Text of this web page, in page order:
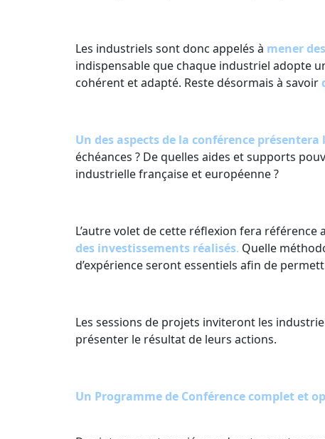
Les industriels sont donc appelés à mener
indispensable que chaque industriel adopte
cohérent et adapté. Reste désormais à savoir
Un des aspects de la conférence
échéances ? De quelles aides et supports
industrielle française et européenne ?
L’autre volet de cette réflexion fera référence
des investissements réalisés. Quelle
d’expérience seront essentiels afin de
Les sessions de projets inviteront les
présenter le résultat de leurs actions.
Un Programme de Conférence complet et